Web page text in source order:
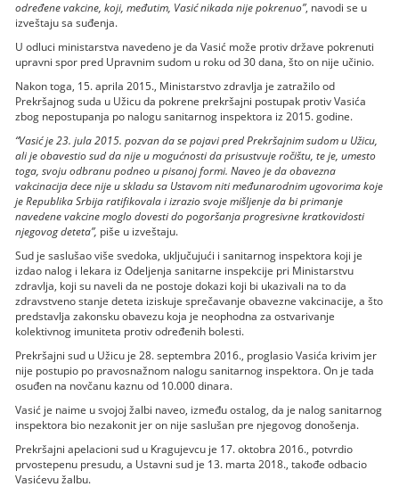
određene vakcine, koji, međutim, Vasić nikada nije pokrenuo”, navodi se u
izveštaju sa suđenja.
U odluci ministarstva navedeno je da Vasić može protiv države pokrenuti
upravni spor pred Upravnim sudom u roku od 30 dana, što on nije učinio.
Nakon toga, 15. aprila 2015., Ministarstvo zdravlja je zatražilo od
Prekršajnog suda u Užicu da pokrene prekršajni postupak protiv Vasića
zbog nepostupanja po nalogu sanitarnog inspektora iz 2015. godine.
“Vasić je 23. jula 2015. pozvan da se pojavi pred Prekršajnim sudom u Užicu,
ali je obavestio sud da nije u mogućnosti da prisustvuje ročištu, te je, umesto
toga, svoju odbranu podneo u pisanoj formi. Naveo je da obavezna
vakcinacija dece nije u skladu sa Ustavom niti međunarodnim ugovorima koje
je Republika Srbija ratifikovala i izrazio svoje mišljenje da bi primanje
navedene vakcine moglo dovesti do pogoršanja progresivne kratkovidosti
njegovog deteta”, piše u izveštaju.
Sud je saslušao više svedoka, uključujući i sanitarnog inspektora koji je
izdao nalog i lekara iz Odeljenja sanitarne inspekcije pri Ministarstvu
zdravlja, koji su naveli da ne postoje dokazi koji bi ukazivali na to da
zdravstveno stanje deteta iziskuje sprečavanje obavezne vakcinacije, a što
predstavlja zakonsku obavezu koja je neophodna za ostvarivanje
kolektivnog imuniteta protiv određenih bolesti.
Prekršajni sud u Užicu je 28. septembra 2016., proglasio Vasića krivim jer
nije postupio po pravosnažnom nalogu sanitarnog inspektora. On je tada
osuđen na novčanu kaznu od 10.000 dinara.
Vasić je naime u svojoj žalbi naveo, između ostalog, da je nalog sanitarnog
inspektora bio nezakonit jer on nije saslušan pre njegovog donošenja.
Prekršajni apelacioni sud u Kragujevcu je 17. oktobra 2016., potvrdio
prvostepenu presudu, a Ustavni sud je 13. marta 2018., takođe odbacio
Vasićevu žalbu.